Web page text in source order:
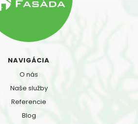
NAVIGÁCIA
O nás
Naše služby
Referencie
Blog